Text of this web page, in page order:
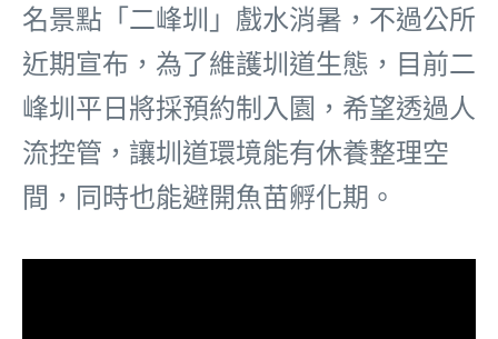
名景點「二峰圳」戲水消暑，不過公所
近期宣布，為了維護圳道生態，目前二
峰圳平日將採預約制入園，希望透過人
流控管，讓圳道環境能有休養整理空
間，同時也能避開魚苗孵化期。